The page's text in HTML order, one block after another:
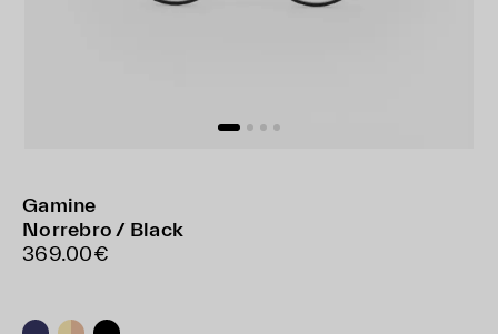
Gamine
Norrebro / Black
369.00€